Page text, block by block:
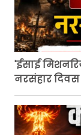
'ईसाई
नरसंहार